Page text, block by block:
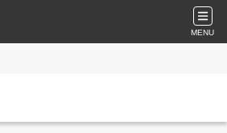
MENU